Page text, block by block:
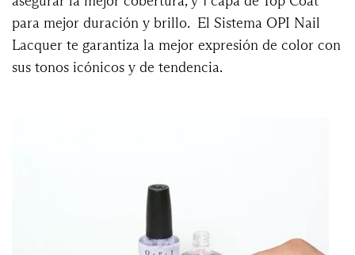
para mejor duración y brillo. El Sistema OPI Nail
Lacquer te garantiza la mejor expresión de color con
sus tonos icónicos y de tendencia.